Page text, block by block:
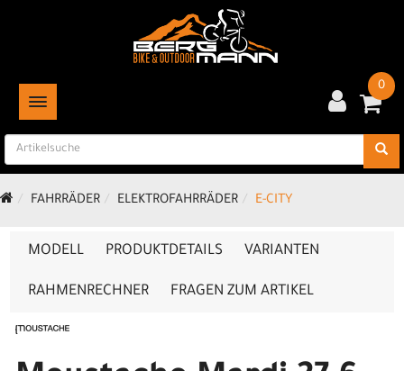
TOGGLE NAVIGATION
0
FAHRRÄDER ELEKTROFAHRRÄDER E-CITY
MODELL PRODUKTDETAILS VARIANTEN
RAHMENRECHNER FRAGEN ZUM ARTIKEL